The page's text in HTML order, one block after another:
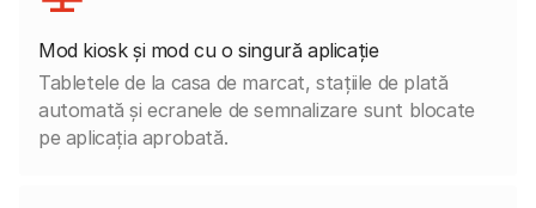
Mod kiosk și mod cu o singură aplicație
Tabletele de la casa de marcat, stațiile de plată
automată și ecranele de semnalizare sunt blocate
pe aplicația aprobată.